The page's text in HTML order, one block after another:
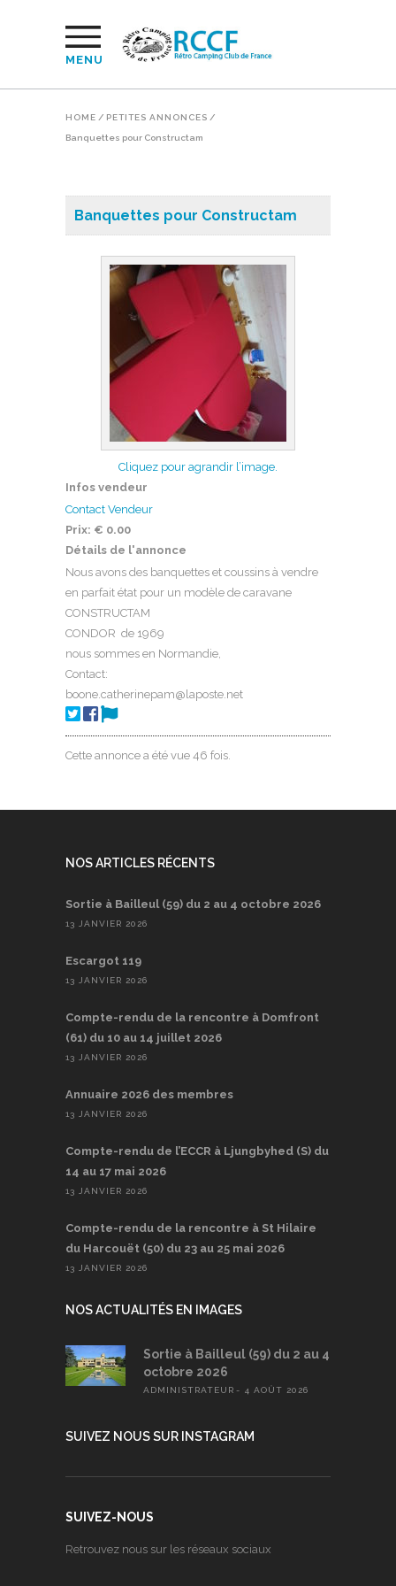
MENU
HOME / PETITES ANNONCES /
Banquettes pour Constructam
Banquettes pour Constructam
Cliquez pour agrandir l’image.
Infos vendeur
Contact Vendeur
Prix: € 0.00
Détails de l'annonce
Nous avons des banquettes et coussins à vendre
en parfait état pour un modèle de caravane
CONSTRUCTAM
CONDOR de 1969
nous sommes en Normandie,
Contact:
boone.catherinepam@laposte.net
Cette annonce a été vue 46 fois.
NOS ARTICLES RÉCENTS
Sortie à Bailleul (59) du 2 au 4 octobre 2026
13 JANVIER 2026
Escargot 119
13 JANVIER 2026
Compte-rendu de la rencontre à Domfront
(61) du 10 au 14 juillet 2026
13 JANVIER 2026
Annuaire 2026 des membres
13 JANVIER 2026
Compte-rendu de l’ECCR à Ljungbyhed (S) du
14 au 17 mai 2026
13 JANVIER 2026
Compte-rendu de la rencontre à St Hilaire
du Harcouët (50) du 23 au 25 mai 2026
13 JANVIER 2026
NOS ACTUALITÉS EN IMAGES
Sortie à Bailleul (59) du 2 au 4
octobre 2026
ADMINISTRATEUR 4 AOÛT 2026
SUIVEZ NOUS SUR INSTAGRAM
SUIVEZ-NOUS
Retrouvez nous sur les réseaux sociaux